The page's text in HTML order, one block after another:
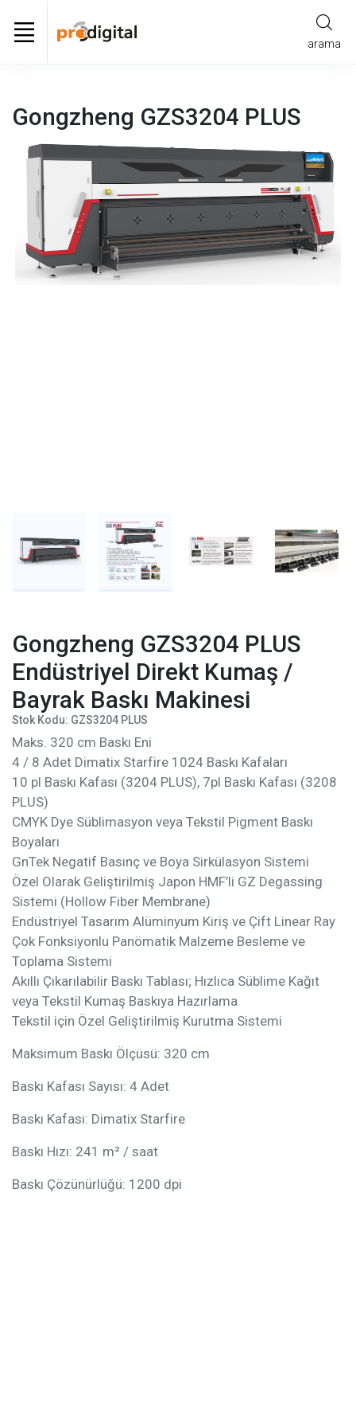
arama
Gongzheng GZS3204 PLUS
Gongzheng GZS3204 PLUS
Endüstriyel Direkt Kumaş /
Bayrak Baskı Makinesi
Stok Kodu: GZS3204 PLUS
Maks. 320 cm Baskı Eni
4 / 8 Adet Dimatix Starfire 1024 Baskı Kafaları
10 pl Baskı Kafası (3204 PLUS), 7pl Baskı Kafası (3208
PLUS)
CMYK Dye Süblimasyon veya Tekstil Pigment Baskı
Boyaları
GnTek Negatif Basınç ve Boya Sirkülasyon Sistemi
Özel Olarak Geliştirilmiş Japon HMF’li GZ Degassing
Sistemi (Hollow Fiber Membrane)
Endüstriyel Tasarım Alüminyum Kiriş ve Çift Linear Ray
Çok Fonksiyonlu Panömatik Malzeme Besleme ve
Toplama Sistemi
Akıllı Çıkarılabilir Baskı Tablası; Hızlıca Süblime Kağıt
veya Tekstil Kumaş Baskıya Hazırlama
Tekstil için Özel Geliştirilmiş Kurutma Sistemi
Maksimum Baskı Ölçüsü: 320 cm
Baskı Kafası Sayısı: 4 Adet
Baskı Kafası: Dimatix Starfire
Baskı Hızı: 241 m² / saat
Baskı Çözünürlüğü: 1200 dpi